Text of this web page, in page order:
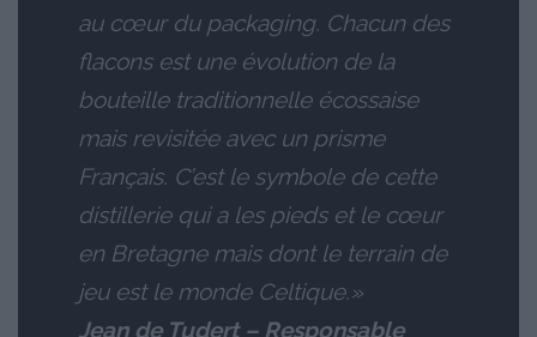
au cœur du packaging. Chacun des
flacons est une évolution de la
bouteille traditionnelle écossaise
mais revisitée avec un prisme
Français. C’est le symbole de cette
distillerie qui a les pieds et le cœur
en Bretagne mais dont le terrain de
jeu est le monde Celtique.»
Jean de Tudert – Responsable